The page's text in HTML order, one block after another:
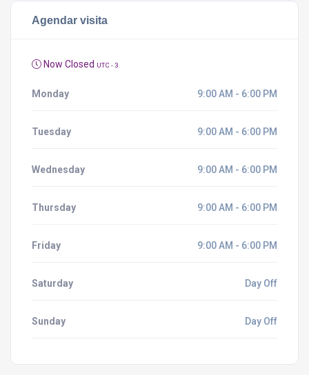
Agendar visita
Now Closed UTC - 3
Monday 9:00 AM - 6:00 PM
Tuesday 9:00 AM - 6:00 PM
Wednesday 9:00 AM - 6:00 PM
Thursday 9:00 AM - 6:00 PM
Friday 9:00 AM - 6:00 PM
Saturday Day Off
Sunday Day Off